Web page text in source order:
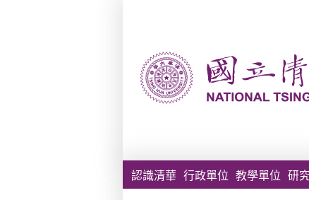
認識清華 行政單位 教學單位 研